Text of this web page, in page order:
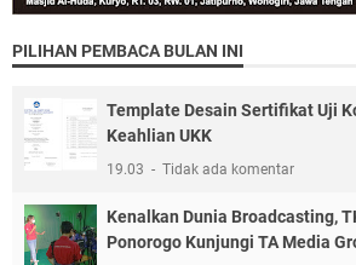
PILIHAN PEMBACA BULAN INI
Template Desain Sertifikat Uji
Keahlian UKK
19.03 Tidak ada komentar
Kenalkan Dunia Broadcasting,
Ponorogo Kunjungi TA Media